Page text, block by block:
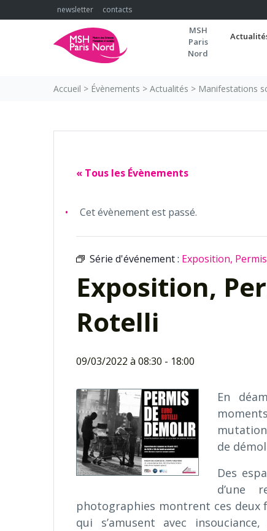
to
newsletter contacts
MSH
Paris
Nord
Accueil > Évènements > Actualités > Manifestations
« Tous les Évènements
Cet évènement est passé.
Série d'événement : Exposition,
Exposition,
Rotelli
09/03/2022 à 08:30 - 18:00
En
de
Des
d’une
photographies montrent ces deux
qui s’amusent avec